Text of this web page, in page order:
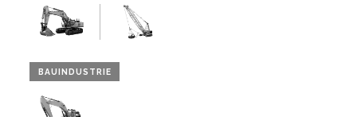
BAUINDUSTRIE